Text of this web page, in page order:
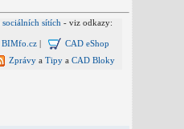
sociálních sítích - viz odkazy:
BIMfo.cz|
CAD eShop
Zprávya Tipya CAD Bloky